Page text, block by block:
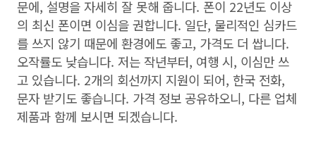
문에, 설명을 자세히 잘 못해 줍니다. 폰이 22년도 이상
의 최신 폰이면 이심을 권합니다. 일단, 물리적인 심카드
를 쓰지 않기 때문에 환경에도 좋고, 가격도 더 쌉니다.
오작률도 낮습니다. 저는 작년부터, 여행 시, 이심만 쓰
고 있습니다. 2개의 회선까지 지원이 되어, 한국 전화,
문자 받기도 좋습니다. 가격 정보 공유하오니, 다른 업체
제품과 함께 보시면 되겠습니다.